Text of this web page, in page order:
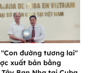
"Con đường tương lai"
xuất bản bằng